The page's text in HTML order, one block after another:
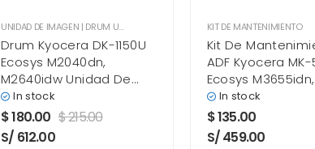
UNIDAD DE IMAGEN | DRUM UNIT UNIDAD DE IMAGEN XEROX
Drum Kyocera DK-1150U
Ecosys M2040dn,
M2640idw Unidad De
Imagen Original
In stock
$180.00 $215.00
S/ 612.00
KIT DE MANTENIMIENTO
Kit De
ADF Kyocera
Ecosys M3655idn,
M3660idw Original
In stock
$135.00
S/ 459.00